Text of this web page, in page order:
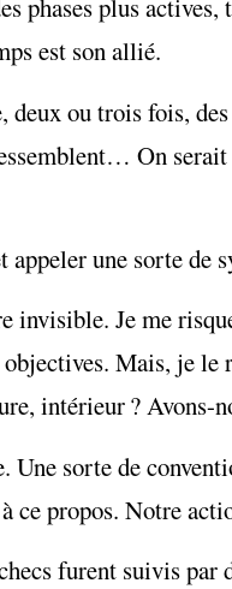
phases plus
est son allié.
deux ou trois fois,
On
appeler une sorte de
invisible. Je me
Mais, je
intérieur ?
Une sorte de
ce propos. Notre
furent suivis